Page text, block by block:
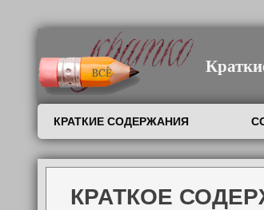
КРАТКИЕ СОДЕРЖАНИЯ
КРАТКОЕ